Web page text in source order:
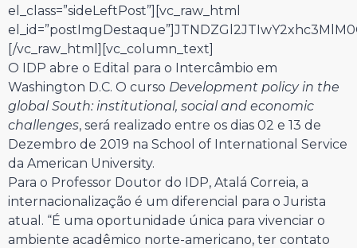
el_class=”sideLeftPost”][vc_raw_html
[/vc_raw_html][vc_column_text]
O IDP abre o Edital para o Intercâmbio em
Washington D.C. O curso Development policy in the
global South: institutional, social and economic
challenges, será realizado entre os dias 02 e 13 de
Dezembro de 2019 na School of International Service
da American University.
Para o Professor Doutor do IDP, Atalá Correia, a
internacionalização é um diferencial para o Jurista
atual. “É uma oportunidade única para vivenciar o
ambiente acadêmico norte-americano, ter contato